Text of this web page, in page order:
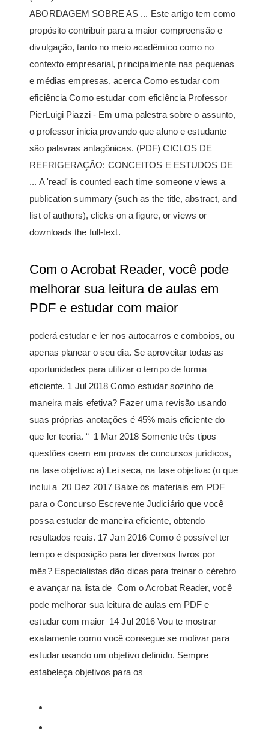
ABORDAGEM SOBRE AS ... Este artigo tem como
propósito contribuir para a maior compreensão e
divulgação, tanto no meio acadêmico como no
contexto empresarial, principalmente nas pequenas
e médias empresas, acerca Como estudar com
eficiência Como estudar com eficiência Professor
PierLuigi Piazzi - Em uma palestra sobre o assunto,
o professor inicia provando que aluno e estudante
são palavras antagônicas. (PDF) CICLOS DE
REFRIGERAÇÃO: CONCEITOS E ESTUDOS DE
... A 'read' is counted each time someone views a
publication summary (such as the title, abstract, and
list of authors), clicks on a figure, or views or
downloads the full-text.
Com o Acrobat Reader, você pode
melhorar sua leitura de aulas em
PDF e estudar com maior
poderá estudar e ler nos autocarros e comboios, ou
apenas planear o seu dia. Se aproveitar todas as
oportunidades para utilizar o tempo de forma
eficiente. 1 Jul 2018 Como estudar sozinho de
maneira mais efetiva? Fazer uma revisão usando
suas próprias anotações é 45% mais eficiente do
que ler teoria. “ 1 Mar 2018 Somente três tipos
questões caem em provas de concursos jurídicos,
na fase objetiva: a) Lei seca, na fase objetiva: (o que
inclui a 20 Dez 2017 Baixe os materiais em PDF
para o Concurso Escrevente Judiciário que você
possa estudar de maneira eficiente, obtendo
resultados reais. 17 Jan 2016 Como é possível ter
tempo e disposição para ler diversos livros por
mês? Especialistas dão dicas para treinar o cérebro
e avançar na lista de Com o Acrobat Reader, você
pode melhorar sua leitura de aulas em PDF e
estudar com maior 14 Jul 2016 Vou te mostrar
exatamente como você consegue se motivar para
estudar usando um objetivo definido. Sempre
estabeleça objetivos para os